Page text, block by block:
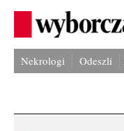
Nekrologi Odeszli